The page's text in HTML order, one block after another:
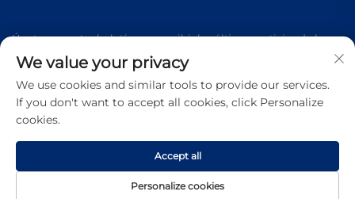
Únete a nuestro boletín para recibir las últimas noticias de la
industria, actualizaciones y perspectivas de nuestro equipo.
Copyright © 2026 Shanghai 3K Laser Technology Co., Ltd. Todos
los derechos reservados.Política de Privacidad
We value your privacy
We use cookies and similar tools to provide our services.
If you don't want to accept all cookies, click Personalize
cookies.
Personalize cookies
Accept all